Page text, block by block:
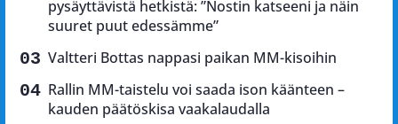
pysäyttävistä hetkistä: ”Nostin katseeni ja näin
suuret puut edessämme”
Valtteri Bottas nappasi paikan MM-kisoihin
Rallin MM-taistelu voi saada ison käänteen –
kauden päätöskisa vaakalaudalla